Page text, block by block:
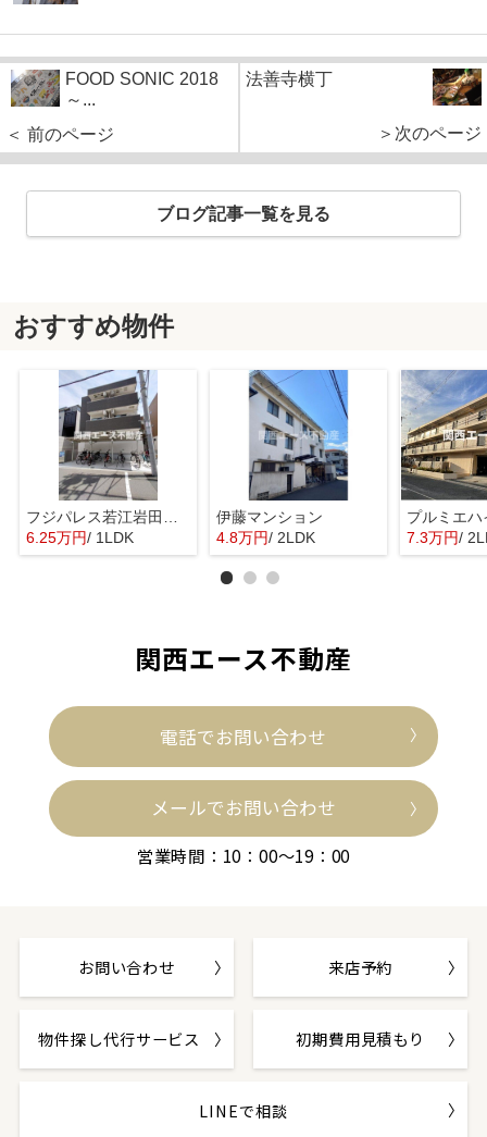
FOOD SONIC 2018
～...
＜ 前のページ
法善寺横丁
＞次のページ
ブログ記事一覧を見る
おすすめ物件
フジパレス若江岩田ノース
6.25万円/ 1LDK
伊藤マンション
4.8万円/ 2LDK
プルミエハ
7.3万円/
関西エース不動産
電話でお問い合わせ
メールでお問い合わせ
営業時間：10：00～19：00
お問い合わせ 来店予約
物件探し代行サービス 初期費用見積もり
LINEで相談